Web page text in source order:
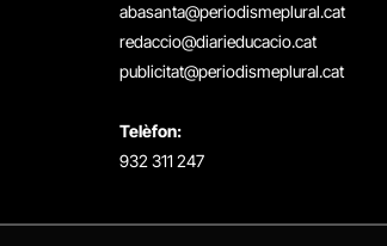
abasanta@periodismeplural.cat
redaccio@diarieducacio.cat
publicitat@periodismeplural.cat
Telèfon:
932 311 247